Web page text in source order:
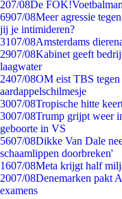
207/08De
6907/08Meer agressie
jij je intimideren?
3107/08Amsterdams
2907/08Kabinet geeft
laagwater
2407/08OM eist TBS tegen
aardappelschilmesje
3007/08Tropische hitte
3007/08Trump grijpt weer
geboorte in VS
5607/08Dikke Van Dale
schaamlippen doorbreken'
1607/08Meta krijgt half
2007/08Denemarken pakt
examens